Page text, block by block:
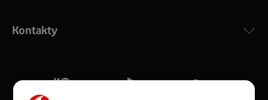
silný signál pro celou domácnost. Kompaktní rozměry 21
Více o COMPAL CH7465VF
Kontakty